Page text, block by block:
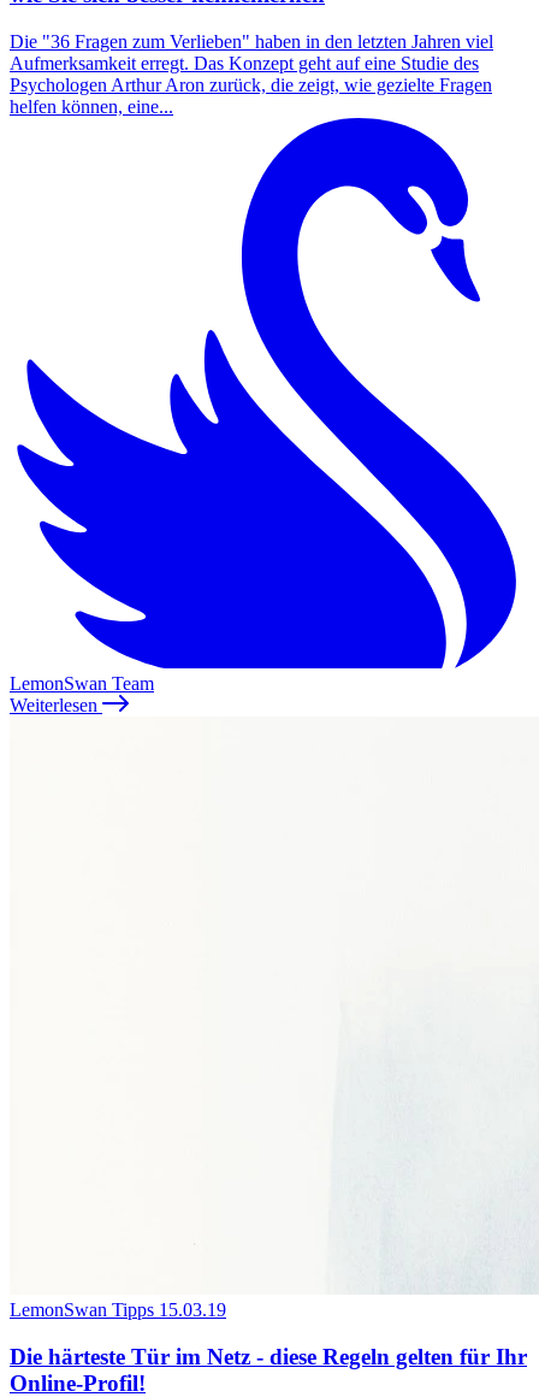
Die "36 Fragen zum Verlieben" haben in den letzten Jahren viel
Aufmerksamkeit erregt. Das Konzept geht auf eine Studie des
Psychologen Arthur Aron zurück, die zeigt, wie gezielte Fragen
helfen können, eine...
LemonSwan Team
Weiterlesen
LemonSwan Tipps 15.03.19
Die härteste Tür im Netz - diese Regeln gelten für Ihr
Online-Profil!